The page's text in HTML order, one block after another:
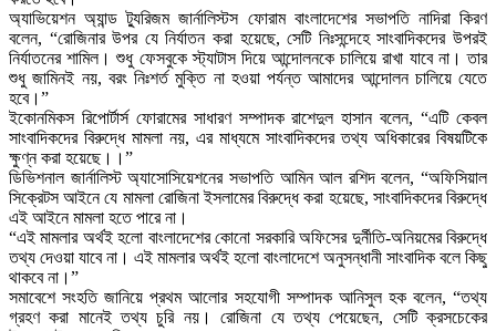
অ্যাভিয়েশন অ্যান্ড ট্যুরিজম জার্নালিস্টস ফোরাম বাংলাদেশের সভাপতি নাদিরা কিরণ
বলেন, “রোজিনার উপর যে নির্যাতন করা হয়েছে, সেটি নিঃসন্দেহে সাংবাদিকদের উপরই
নির্যাতনের শামিল। শুধু ফেসবুকে স্ট্যাটাস দিয়ে আন্দোলনকে চালিয়ে রাখা যাবে না। তার
শুধু জামিনই নয়, বরং নিঃশর্ত মুক্তি না হওয়া পর্যন্ত আমাদের আন্দোলন চালিয়ে যেতে
হবে।”
ইকোনমিকস রিপোর্টার্স ফোরামের সাধারণ সম্পাদক রাশেদুল হাসান বলেন, “এটি কেবল
সাংবাদিকদের বিরুদ্ধে মামলা নয়, এর মাধ্যমে সাংবাদিকদের তথ্য অধিকারের বিষয়টিকে
ক্ষুণ্ন করা হয়েছে।।”
ডিভিশনাল জার্নালিস্ট অ্যাসোসিয়েশনের সভাপতি আমিন আল রশিদ বলেন, “অফিসিয়াল
সিক্রেটস আইনে যে মামলা রোজিনা ইসলামের বিরুদ্ধে করা হয়েছে, সাংবাদিকদের বিরুদ্ধে
এই আইনে মামলা হতে পারে না।
“এই মামলার অর্থই হলো বাংলাদেশের কোনো সরকারি অফিসের দুর্নীতি-অনিয়মের বিরুদ্ধে
তথ্য দেওয়া যাবে না। এই মামলার অর্থই হলো বাংলাদেশে অনুসন্ধানী সাংবাদিক বলে কিছু
থাকবে না।”
সমাবেশে সংহতি জানিয়ে প্রথম আলোর সহযোগী সম্পাদক আনিসুল হক বলেন, “তথ্য
গ্রহণ করা মানেই তথ্য চুরি নয়। রোজিনা যে তথ্য পেয়েছেন, সেটি ক্রসচেকের